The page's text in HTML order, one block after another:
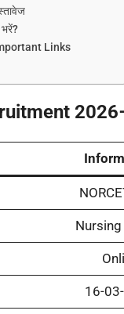
Links
2026
16-